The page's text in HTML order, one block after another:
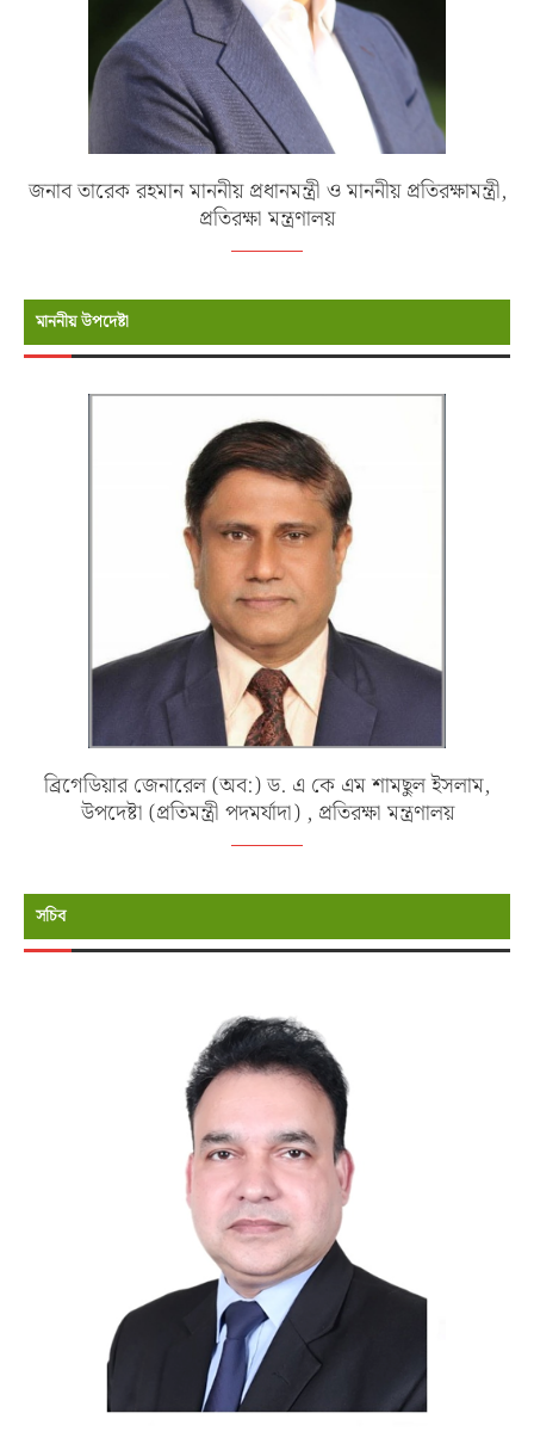
জনাব তারেক রহমান মাননীয় প্রধানমন্ত্রী ও মাননীয় প্রতিরক্ষামন্ত্রী,
প্রতিরক্ষা মন্ত্রণালয়
মাননীয় উপদেষ্টা
ব্রিগেডিয়ার জেনারেল (অব:) ড. এ কে এম শামছুল ইসলাম,
উপদেষ্টা (প্রতিমন্ত্রী পদমর্যাদা) , প্রতিরক্ষা মন্ত্রণালয়
সচিব